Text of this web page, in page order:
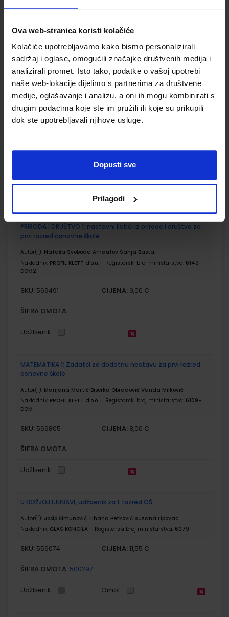
Ova web-stranica koristi kolačiće
Kolačiće upotrebljavamo kako bismo personalizirali
sadržaj i oglase, omogućili značajke društvenih medija i
analizirali promet. Isto tako, podatke o vašoj upotrebi
naše web-lokacije dijelimo s partnerima za društvene
medije, oglašavanje i analizu, a oni ih mogu kombinirati s
drugim podacima koje ste im pružili ili koje su prikupili
dok ste upotrebljavali njihove usluge.
Dopusti sve
Prilagodi
ŠIFRA OMOTA: 500261
Udžbenik Omot
POGLED U SVIJET 1; radna bilježnica iz prirode i društva za prvi
razred osnovne škole
Autor(i):
Sanja Škreblin Nataša Svoboda Arnautov Sanja Basta
Nakladnik: PROFIL KLETT d.o.o. Registarski broj ministarstva:
SKU:556067 CIJENA:12,00 €
Omot
PRIRODA I DRUŠTVO 1; nastavni listići iz prirode i društva za
prvi razred osnovne škole
Autor(i): Nataša Svoboda Arnautov Sanja Basta
Nakladnik: PROFIL KLETT d.o.o. Registarski broj ministarstva: 6149-
DOM2
SKU: 569491 CIJENA: 9,00 €
ŠIFRA OMOTA:
Udžbenik
MATEMATIKA 1; Zadatci za dodatnu nastavu za prvi razred
osnovne škole
Autor(i): Marijana Martić Biserka Obradović Vanda Milković
Nakladnik: PROFIL KLETT d.o.o. Registarski broj ministarstva: 6109-
DOM
SKU: 569805 CIJENA: 8,00 €
ŠIFRA OMOTA:
Udžbenik
U BOŽJOJ LJUBAVI; udžbenik za 1. razred OŠ
Autor(i): Josip Šimunović Tihana Petković Suzana Lipovac
Nakladnik: GLAS KONCILA Registarski broj ministarstva: 6079
SKU: 556074 CIJENA: 11,55 €
ŠIFRA OMOTA: 500297
Udžbenik Omot